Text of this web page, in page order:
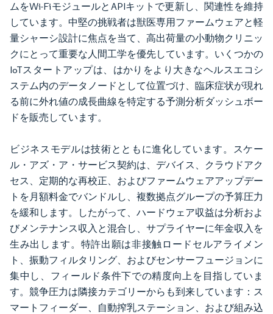
ムをWi-FiモジュールとAPIキットで更新し、関連性を維持
しています。中堅の挑戦者は獣医専用ファームウェアと軽
量シャーシ設計に焦点を当て、高出荷量の小動物クリニッ
クにとって重要な人間工学を優先しています。いくつかの
IoTスタートアップは、はかりをより大きなヘルスエコシ
ステム内のデータノードとして位置づけ、臨床症状が現れ
る前に外れ値の成長曲線を特定する予測分析ダッシュボー
ドを販売しています。
ビジネスモデルは技術とともに進化しています。スケー
ル・アズ・ア・サービス契約は、デバイス、クラウドアク
セス、定期的な再校正、およびファームウェアアップデー
トを月額料金でバンドルし、複数拠点グループの予算圧力
を緩和します。したがって、ハードウェア収益は分析およ
びメンテナンス収入と混合し、サプライヤーに年金収入を
生み出します。特許出願は非接触ロードセルアライメン
ト、振動フィルタリング、およびセンサーフュージョンに
集中し、フィールド条件下での精度向上を目指していま
す。競争圧力は隣接カテゴリーからも到来しています：ス
マートフィーダー、自動搾乳ステーション、および組み込